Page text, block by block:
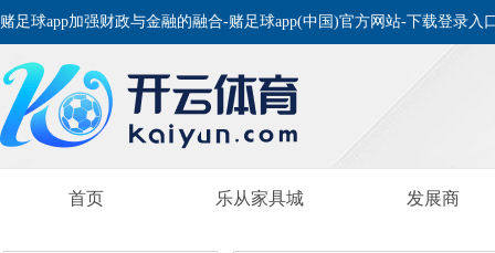
赌足球app加强财政与金融的融合-赌足球app(中国)官方网站-下载登录入
首页 乐从家具城 发展商